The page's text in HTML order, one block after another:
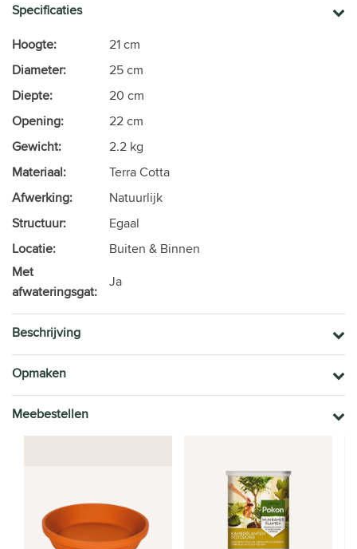
Specificaties
Hoogte:
21 cm
Diameter:
25 cm
Diepte:
20 cm
Opening:
22 cm
Gewicht:
2.2 kg
Materiaal:
Terra Cotta
Afwerking:
Natuurlijk
Structuur:
Egaal
Locatie:
Buiten & Binnen
Met
afwateringsgat:
Ja
Beschrijving
Opmaken
Meebestellen